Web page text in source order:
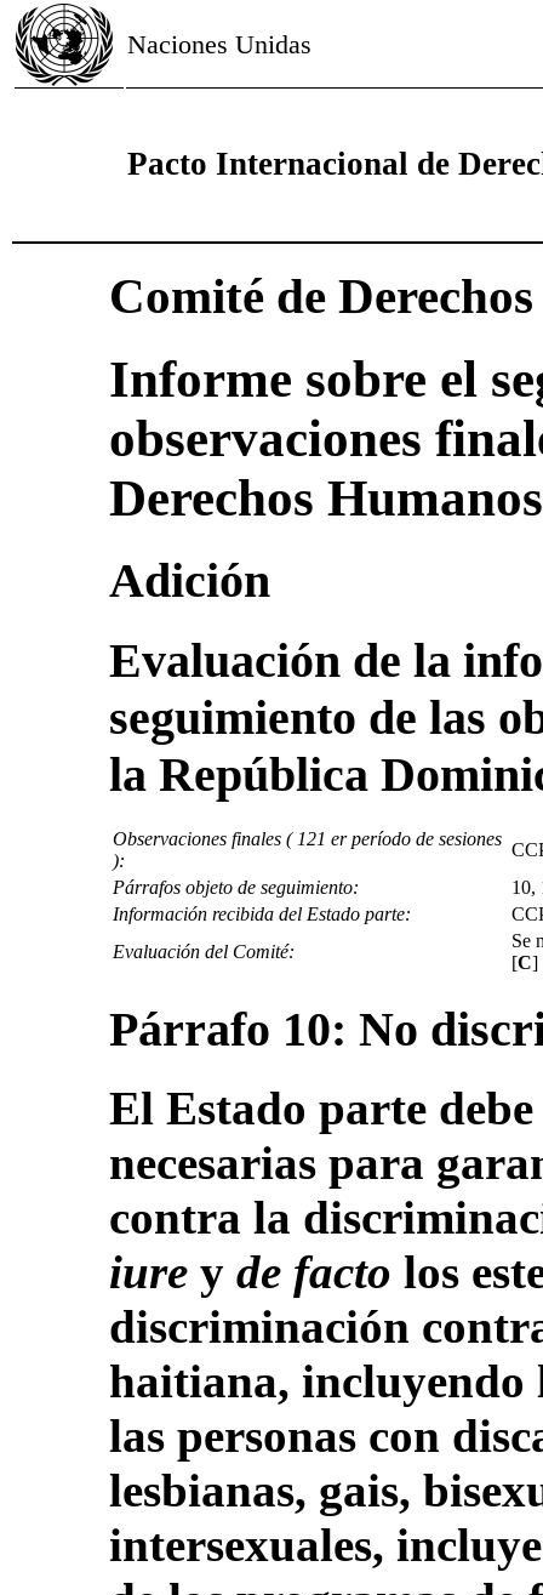
Naciones Unidas
Pacto Internacional de
Comité de
Informe sobre el
observaciones
Derechos
Adición
Evaluación de la
seguimiento de las
la República
Observaciones finales ( 121 er período de sesiones
):
Párrafos objeto de seguimiento:
10,
Información recibida del Estado parte:
Evaluación del Comité:
Se
[C]
Párrafo 10: No
El Estado parte
necesarias para
contra la
iure y de facto los
discriminación
haitiana, incluyendo
las personas con
lesbianas, gais,
intersexuales,